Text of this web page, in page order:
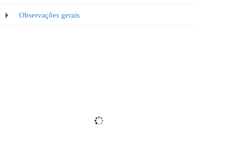
Observações gerais